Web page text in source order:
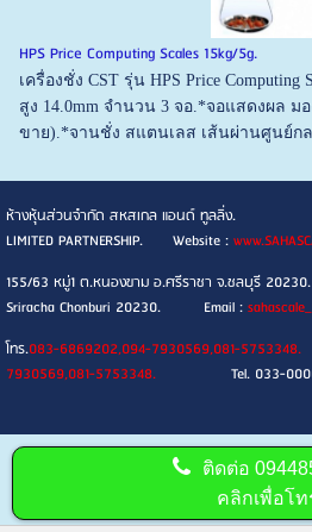
HPS Price Computing Scales 15kg/5g.
เครื่องชั่ง CST รุ่น HPS Price
สูง 14.0mm จำนวน 3 จอ.*จอแสดงผล ม
ขาย).*จานชั่ง สแตนเลส เส้นผ่านศูนย์กล
ห้างหุ้นส่วนจำกัด สหสเกล แอนด์ ทูลลิ่ง.
LIMITED PARTNERSHIP. Website :
155/63 หมู่1 ต.หนองขาม อ.ศรีราชา จ.ชลบุรี
Sriracha Chonburi 20230. Email :
โทร.083-6869202,094-7930569,081-
7930569,081-5753348. Tel. 033-
ติดต่อ
คลิกเพื่อโท